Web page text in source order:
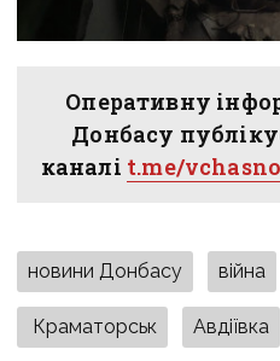
Оперативну
Донбасу
каналі t.me/
новини Донбасу війна
Краматорськ Авдіївка